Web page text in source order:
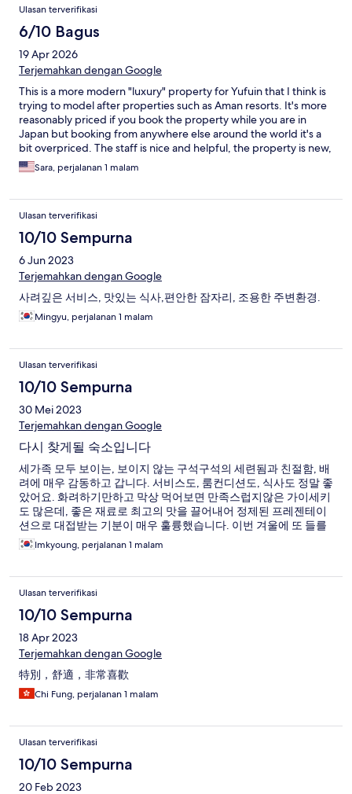
Ulasan terverifikasi
6/10 Bagus
19 Apr 2026
Terjemahkan dengan Google
This is a more modern "luxury" property for Yufuin that I think is
trying to model after properties such as Aman resorts. It's more
reasonably priced if you book the property while you are in
Japan but booking from anywhere else around the world it's a
bit overpriced. The staff is nice and helpful, the property is new,
nicely maintained and clean, but the dining is NOT WORTH THE
PRICE. I would not recommend eating on site and while the
may be extremely disappointed if you have dined in similar level
of resort in other parts of Japan. This makes it a bit of a
conundrum as the town is quite remote and not easily navigated
after dark, if you are staying here arranging to have dinner
elsewhere may simply be impractical.
Sara, perjalanan 1 malam
Ulasan terverifikasi
10/10 Sempurna
6 Jun 2023
Terjemahkan dengan Google
사려깊은 서비스, 맛있는 식사,편안한 잠자리, 조용한 주변환경.
Mingyu, perjalanan 1 malam
Ulasan terverifikasi
10/10 Sempurna
30 Mei 2023
Terjemahkan dengan Google
다시 찾게될 숙소입니다
세가족 모두 보이는, 보이지 않는 구석구석의 세련됨과 친절함, 배
려에 매우 감동하고 갑니다. 서비스도, 룸컨디션도, 식사도 정말 좋
았어요. 화려하기만하고 막상 먹어보면 만족스럽지않은 가이세키
도 많은데, 좋은 재료로 최고의 맛을 끌어내어 정제된 프레젠테이
션으로 대접받는 기분이 매우 훌륭했습니다. 이번 겨울에 또 들를
예정입니다.
Imkyoung, perjalanan 1 malam
Ulasan terverifikasi
10/10 Sempurna
18 Apr 2023
Terjemahkan dengan Google
特別，舒適，非常喜歡
Chi Fung, perjalanan 1 malam
Ulasan terverifikasi
10/10 Sempurna
20 Feb 2023